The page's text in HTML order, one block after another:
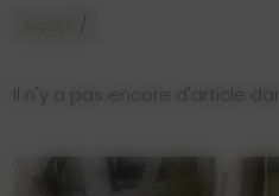
Il n'y a pas encore d'article